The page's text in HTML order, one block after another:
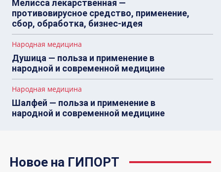
Мелисса лекарственная —
противовирусное средство, применение,
сбор, обработка, бизнес-идея
Народная медицина
Душица — польза и применение в
народной и современной медицине
Народная медицина
Шалфей — польза и применение в
народной и современной медицине
Новое на ГИПОРТ